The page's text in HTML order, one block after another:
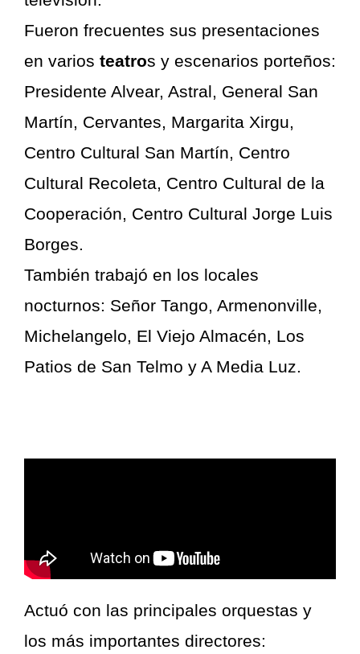
Fueron frecuentes sus presentaciones
en varios teatros y escenarios porteños:
Presidente Alvear, Astral, General San
Martín, Cervantes, Margarita Xirgu,
Centro Cultural San Martín, Centro
Cultural Recoleta, Centro Cultural de la
Cooperación, Centro Cultural Jorge Luis
Borges.
También trabajó en los locales
nocturnos: Señor Tango, Armenonville,
Michelangelo, El Viejo Almacén, Los
Patios de San Telmo y A Media Luz.
Actuó con las principales orquestas y
los más importantes directores: